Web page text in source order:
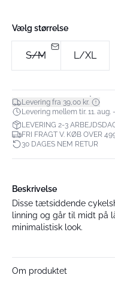
Vælg størrelse
S/M L/XL
Levering fra 39,00 kr.*
Levering mellem tir. 11. aug.
LEVERING 2-3
FRI FRAGT V. KØB OVER
30 DAGES NEM RETUR
Beskrivelse
Disse tætsiddende
linning og går til midt på
minimalistisk look.
Om produktet